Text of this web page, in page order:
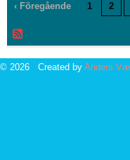
‹ Föregående 1 2
© 2026 Created by Anders